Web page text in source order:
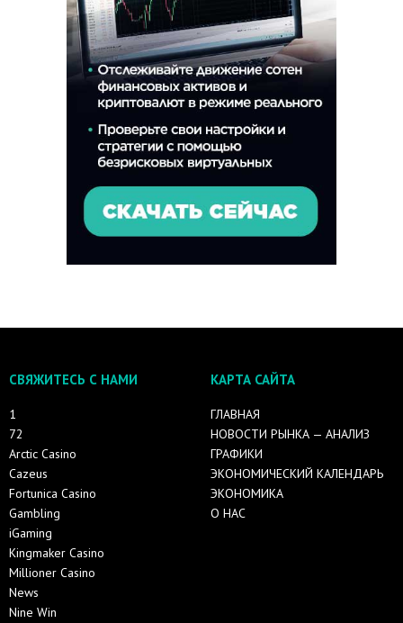
СВЯЖИТЕСЬ С НАМИ
1
72
Arctic Casino
Cazeus
Fortunica Casino
Gambling
iGaming
Kingmaker Casino
Millioner Casino
News
Nine Win
КАРТА САЙТА
ГЛАВНАЯ
НОВОСТИ РЫНКА — АНАЛИЗ
ГРАФИКИ
ЭКОНОМИЧЕСКИЙ КАЛЕНДАРЬ
ЭКОНОМИКА
О НАС